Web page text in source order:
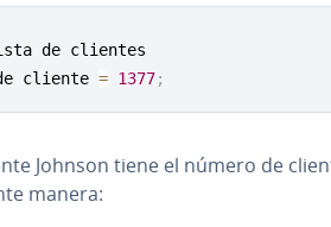
cliente = 1377;
Johnson tiene el número de
manera: